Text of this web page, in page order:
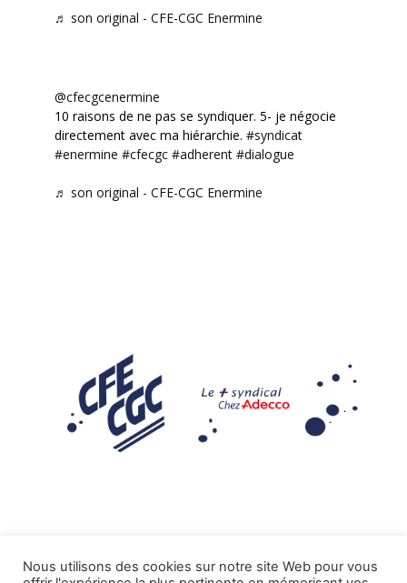
♬ son original - CFE-CGC Enermine
@cfecgcenermine
10 raisons de ne pas se syndiquer. 5- je négocie
directement avec ma hiérarchie. #syndicat
#enermine #cfecgc #adherent #dialogue
♬ son original - CFE-CGC Enermine
Nous utilisons des cookies sur notre site Web pour vous